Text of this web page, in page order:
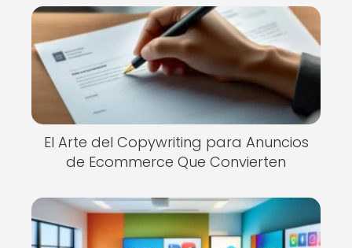
El Arte del Copywriting para Anuncios
de Ecommerce Que Convierten